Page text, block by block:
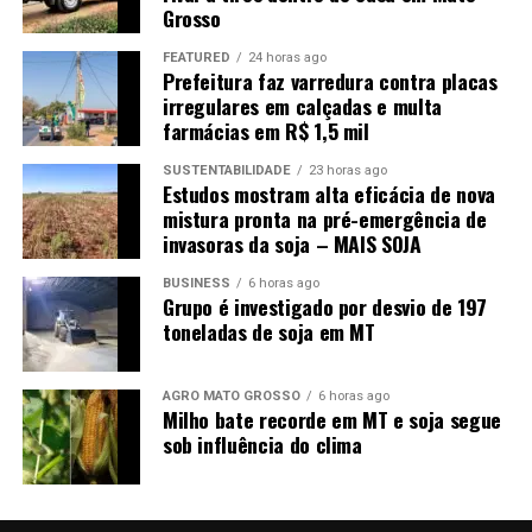
impulsionada pela ampliação da capacidade industrial
das usinas de etanol.
Além disso, a menor oferta em outros estados deve
elevar o consumo interestadual para 11 milhões de
exportações foram projetadas em 24,10 milhões de
toneladas, redução anual de 1,09%, refletindo a maior
absorção da produção pelo mercado interno.
No mercado, os contratos do milho na CME Group
recuaram 2,04% na semana, encerrando cotados a US$
4,49 por bushel, diante das expectativas de ampla oferta
global favorecida pelas boas condições das lavouras
norte-americanas. Na B3, o cereal fechou a R$ 69,71 por
saca, baixa semanal de 0,41%, acompanhando o avanço
da colheita no Brasil.
Grosso
FEATURED 24 horas ago
Prefeitura faz varredura contra placas
irregulares em calçadas e multa
farmácias em R$ 1,5 mil
SUSTENTABILIDADE 23 horas ago
Estudos mostram alta eficácia de nova
mistura pronta na pré-emergência de
invasoras da soja – MAIS SOJA
BUSINESS 6 horas ago
Grupo é investigado por desvio de 197
toneladas de soja em MT
AGRO MATO GROSSO 6 horas ago
Milho bate recorde em MT e soja segue
sob influência do clima